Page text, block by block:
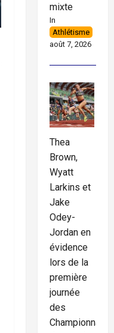
mixte
In
Athlétisme
août 7, 2026
Thea
Brown,
Wyatt
Larkins et
Jake
Odey-
Jordan en
évidence
lors de la
première
journée
des
Championnats